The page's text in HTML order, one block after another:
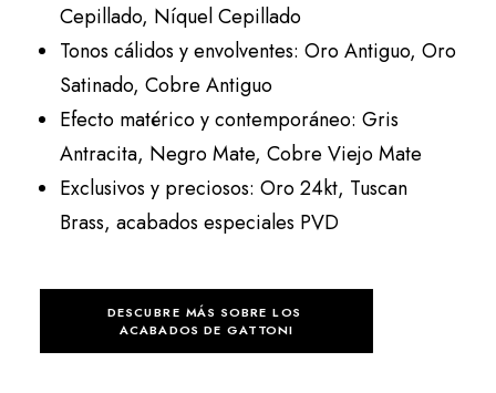
Cepillado, Níquel Cepillado
Tonos cálidos y envolventes: Oro Antiguo, Oro
Satinado, Cobre Antiguo
Efecto matérico y contemporáneo: Gris
Antracita, Negro Mate, Cobre Viejo Mate
Exclusivos y preciosos: Oro 24kt, Tuscan
Brass, acabados especiales PVD
DESCUBRE MÁS SOBRE LOS
ACABADOS DE GATTONI